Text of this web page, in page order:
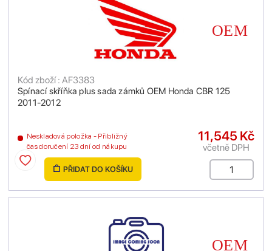
Spínací skříňka plus sada zámků OEM Honda CBR 125
2011-2012
Kód zboží : AF3383
Neskladová položka - Přibližný
čas doručení 23 dní od nákupu
11,545 Kč
včetně DPH
PŘIDAT DO KOŠÍKU